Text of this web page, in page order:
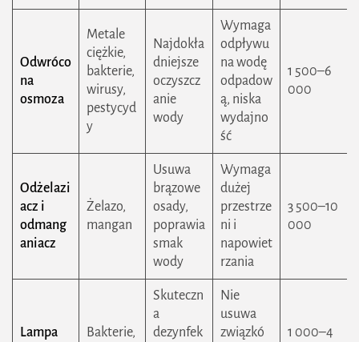
Odwróco
na
osmoza
Metale
ciężkie,
bakterie,
wirusy,
pestycyd
y
Najdokła
dniejsze
oczyszcz
anie
wody
Wymaga
odpływu
na wodę
odpadow
ą, niska
wydajno
ść
1 500–6
000
Odżelazi
acz i
odmang
aniacz
Żelazo,
mangan
Usuwa
brązowe
osady,
poprawia
smak
wody
Wymaga
dużej
przestrze
ni i
napowiet
rzania
3 500–10
000
Lampa
Bakterie,
Skuteczn
a
dezynfek
Nie
usuwa
związkó
1 000–4